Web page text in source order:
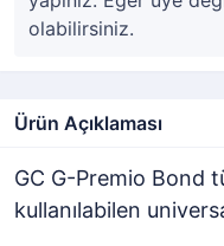
olabilirsiniz.
Ürün Açıklaması
GC G-Premio Bond
kullanılabilen